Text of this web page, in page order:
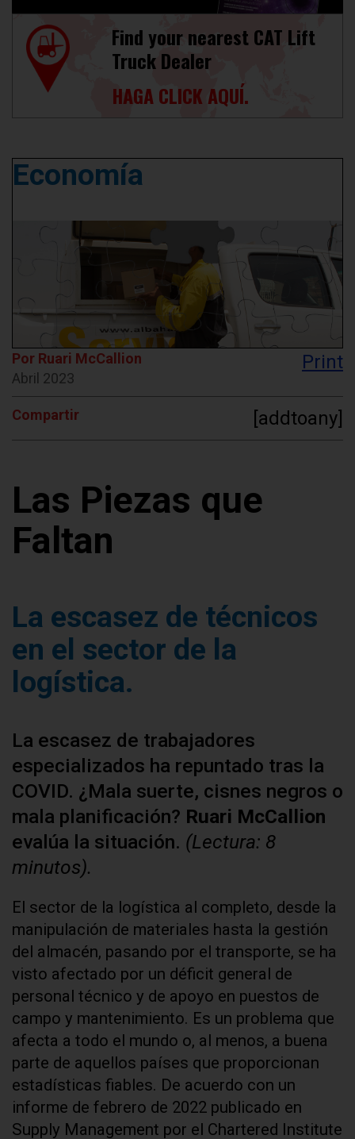
Find your nearest CAT Lift
Truck Dealer
HAGA CLICK AQUÍ.
Economía
Por Ruari McCallion
Abril 2023
Print
Compartir [addtoany]
Las Piezas que
Faltan
La escasez de técnicos
en el sector de la
logística.
La escasez de trabajadores
especializados ha repuntado tras la
COVID. ¿Mala suerte, cisnes negros o
mala planificación? Ruari McCallion
evalúa la situación. (Lectura: 8
minutos).
El sector de la logística al completo, desde la
manipulación de materiales hasta la gestión
del almacén, pasando por el transporte, se ha
visto afectado por un déficit general de
personal técnico y de apoyo en puestos de
campo y mantenimiento. Es un problema que
afecta a todo el mundo o, al menos, a buena
parte de aquellos países que proporcionan
estadísticas fiables. De acuerdo con un
informe de febrero de 2022 publicado en
Supply Management por el Chartered Institute